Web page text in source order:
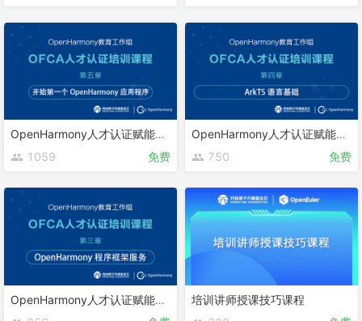
OpenHarmony人才认证赋能课程 第五章
1059
免费
OpenHarmony人才认证赋能课程 第四章
750
免费
OpenHarmony人才认证赋能课程 第三章
培训讲师授课技巧课程